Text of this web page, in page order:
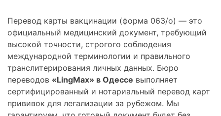
Перевод карты вакцинации (форма 063/о) — это
официальный медицинский документ, требующий
высокой точности, строгого соблюдения
международной терминологии и правильного
транслитерирования личных данных. Бюро
переводов «LingMax» в Одессе выполняет
сертифицированный и нотариальный перевод карт
прививок для легализации за рубежом. Мы